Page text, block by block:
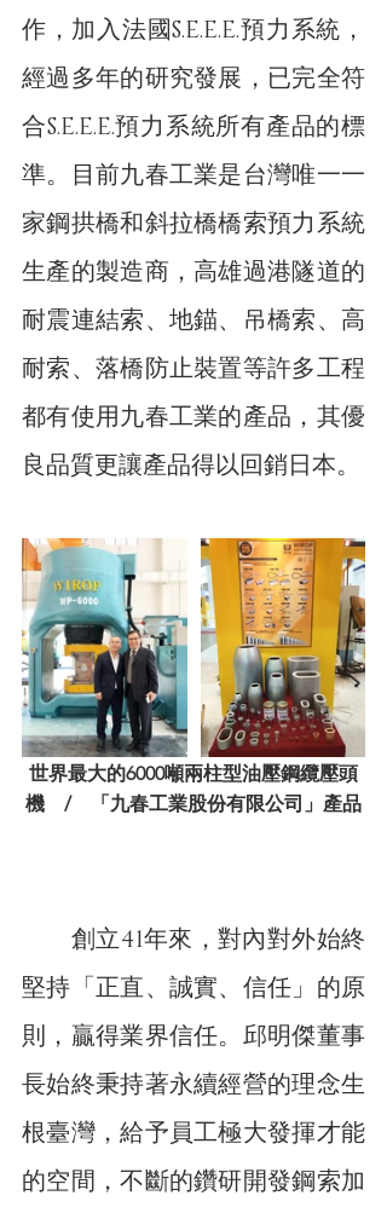
作，加入法國S.E.E.E.預力系統，
經過多年的研究發展，已完全符
合S.E.E.E.預力系統所有產品的標
準。目前九春工業是台灣唯一一
家鋼拱橋和斜拉橋橋索預力系統
生產的製造商，高雄過港隧道的
耐震連結索、地錨、吊橋索、高
耐索、落橋防止裝置等許多工程
都有使用九春工業的產品，其優
良品質更讓產品得以回銷日本。
世界最大的6000噸兩柱型油壓鋼纜壓頭
機    /    「九春工業股份有限公司」產品
創立41年來，對內對外始終
堅持「正直、誠實、信任」的原
則，贏得業界信任。邱明傑董事
長始終秉持著永續經營的理念生
根臺灣，給予員工極大發揮才能
的空間，不斷的鑽研開發鋼索加